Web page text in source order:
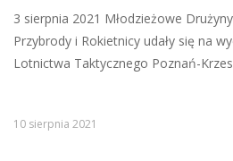
3 sierpnia 2021 Młodzieżowe
Przybrody i Rokietnicy udały się na
Lotnictwa Taktycznego Poznań-
10 sierpnia 2021